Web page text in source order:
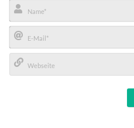
Name*
E-
Mail*